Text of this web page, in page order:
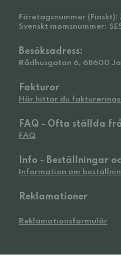
Företagsnummer
Svenskt momsnummer:
Besöksadress:
Rådhusgatan 6, 68600
Fakturor
Här hittar du
FAQ - Ofta ställda
FAQ
Info - Beställningar
Information om
Reklamationer
Reklamationsformulär